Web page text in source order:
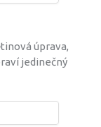
úprava,
jedinečný